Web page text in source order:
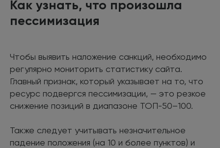
Как узнать, что произошла
пессимизация
Чтобы выявить наложение санкций, необходимо
регулярно мониторить статистику сайта.
Главный признак, который указывает на то, что
ресурс подвергся пессимизации, — это резкое
снижение позиций в диапазоне ТОП-50–100.
Также следует учитывать незначительное
падение положения (на 10 и более пунктов) и